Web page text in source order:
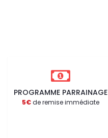
PROGRAMME PARRAINAGE
5€de remise immédiate